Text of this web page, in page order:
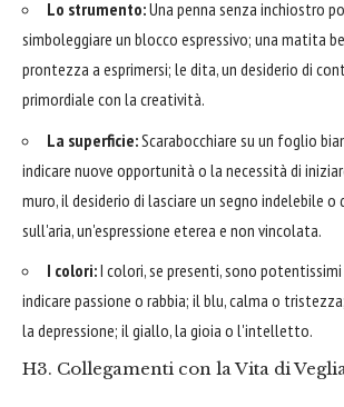
Lo strumento:Una penna senza inchiostro
simboleggiare un blocco espressivo; una matita
prontezza a esprimersi; le dita, un desiderio di
primordiale con la creatività.
La superficie:Scarabocchiare su un foglio
indicare nuove opportunità o la necessità di
muro, il desiderio di lasciare un segno indelebile o
sull'aria, un'espressione eterea e non vincolata.
I colori:I colori, se presenti, sono
indicare passione o rabbia; il blu, calma o
la depressione; il giallo, la gioia o l'intelletto.
H3. Collegamenti con la Vita di